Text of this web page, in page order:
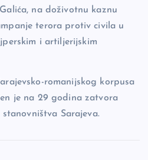
na doživotnu kaznu
terora protiv civila u
i artiljerijskim
romanijskog korpusa
je na 29 godina zatvora
Sarajeva.